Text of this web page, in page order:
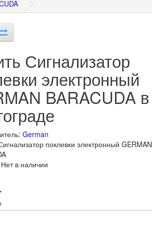
Сигнализатор
электронный
BARACUDA в
German
поклевки электронный GERMAN
в наличии